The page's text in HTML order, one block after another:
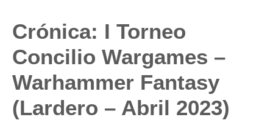
Crónica: I Torneo
Concilio Wargames –
Warhammer Fantasy
(Lardero – Abril 2023)